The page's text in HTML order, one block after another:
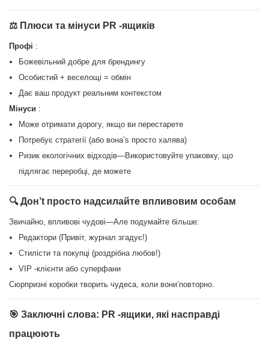
⚖ Плюси та мінуси PR -ящиків
Профі :
Божевільний добре для брендингу
Особистий + веселощі = обмін
Дає ваш продукт реальним контекстом
Мінуси :
Може отримати дорогу, якщо ви перестарете
Потребує стратегії (або вона’s просто халява)
Ризик екологічних відходів—Використовуйте упаковку, що
підлягає переробці, де можете
🔍 Дон’t просто надсилайте впливовим особам
Звичайно, впливові чудові—Але подумайте більше:
Редактори (Привіт, журнал згадує!)
Стилісти та покупці (роздрібна любов!)
VIP -клієнти або суперфани
Сюрпризні коробки творить чудеса, коли вони’повторно.
🎯 Заключні слова: PR -ящики, які насправді
працюють